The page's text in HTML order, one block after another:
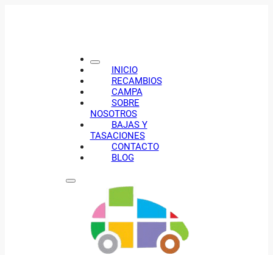
INICIO
RECAMBIOS
CAMPA
SOBRE
NOSOTROS
BAJAS Y
TASACIONES
CONTACTO
BLOG